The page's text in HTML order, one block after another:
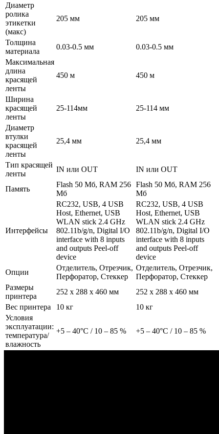
Диаметр
ролика
этикетки
(макс)
205 мм 205 мм
Толщина
материала
0.03-0.5 мм
0.03-0.5 мм
Максимальная
длина
красящей
ленты
450 м 450 м
Ширина
красящей
ленты
25-114мм 25-114 мм
Диаметр
втулки
красящей
ленты
25,4 мм 25,4 мм
Тип красящей
ленты
IN или OUT IN или OUT
Память
Flash 50 Мб, RAM 256
Мб
Flash 50 Мб, RAM 256
Мб
Интерфейсы
RC232, USB, 4 USB
Host, Ethernet, USB
WLAN stick 2.4 GHz
802.11b/g/n, Digital I/O
interface with 8 inputs
and outputs Peel-off
device
RC232, USB, 4 USB
Host, Ethernet, USB
WLAN stick 2.4 GHz
802.11b/g/n, Digital I/O
interface with 8 inputs
and outputs Peel-off
device
Опции
Отделитель, Отрезчик,
Перфоратор, Стеккер
Отделитель, Отрезчик,
Перфоратор, Стеккер
Размеры
принтера
252 x 288 x 460 мм
252 x 288 x 460 мм
Вес принтера
10 кг
10 кг
Условия
эксплуатации:
температура/
влажность
+5 – 40°C / 10 – 85 % +5 – 40°C / 10 – 85 %